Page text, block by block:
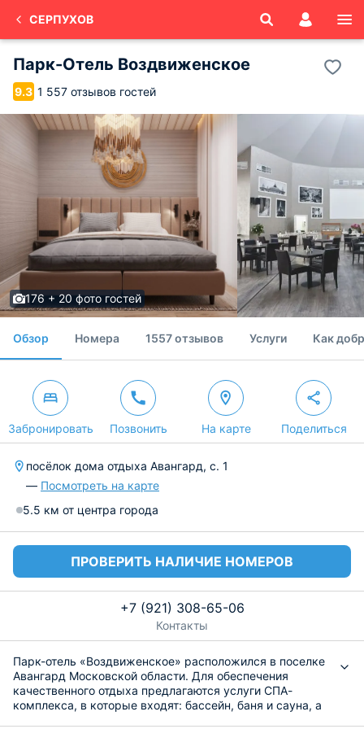
СЕРПУХОВ
Парк-Отель Воздвиженское
9.3 1 557 отзывов гостей
176 + 20 фото гостей
Обзор Номера 1557 отзывов Услуги Как
Забронировать Позвонить На карте Поделиться
посёлок дома отдыха Авангард, с. 1
— Посмотреть на карте
5.5 км от центра города
ПРОВЕРИТЬ НАЛИЧИЕ НОМЕРОВ
+7 (921) 308-65-06
Контакты
Парк-отель «Воздвиженское» расположился в поселке
Авангард Московской области. Для обеспечения
качественного отдыха предлагаются услуги СПА-
комплекса, в которые входят: бассейн, баня и сауна, а